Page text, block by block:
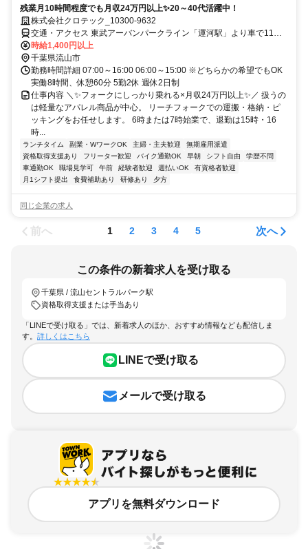
残業月10時間程度でも月収24万円以上✨20～40代活躍中！
株式会社クロテック_10300-9632
交通・アクセス 東武アーバンパークライン「運河駅」より車で11分
東武アーバンパークライン「江戸川台駅」より車で12分 東武アーバ
ンパークライン「初石駅」より車で14分
時給1,400円以上
千葉県流山市
勤務時間詳細 07:00～16:00 06:00～15:00 ※どちらかの希望でもOK
実働8時間、休憩60分 5勤2休 週休2日制
仕事内容 ＼✨フォークにしっかり乗れる×月収24万円以上✨／ 扱うの
は軽量なアパレル商品が中心。 リーチフォークでの運搬・格納・ピ
ッキングをお任せします。 6時または7時始業で、退勤は15時・16
時...
ランチタイム 副業・WワークOK 主婦・主夫歓迎
無期雇用派遣
資格取得支援あり
フリーター歓迎 バイク通勤OK 早朝 シフト自由
学歴不問
車通勤OK
職場見学可 午前 経験者歓迎 週払いOK
有資格者歓迎
月1シフト提出
食費補助あり 研修あり 夕方
同じ企業の求人
前へ 1 2 3 4 5 次へ
この条件の新着求人を受け取る
千葉県 / 流山セントラルパーク駅
資格取得支援または手当あり
「LINEで受け取る」では、新着求人のほか、おすすめ情報なども配信しま
す。 詳しくはこちら
LINEで受け取る
メールで受け取る
アプリを無料ダウンロード